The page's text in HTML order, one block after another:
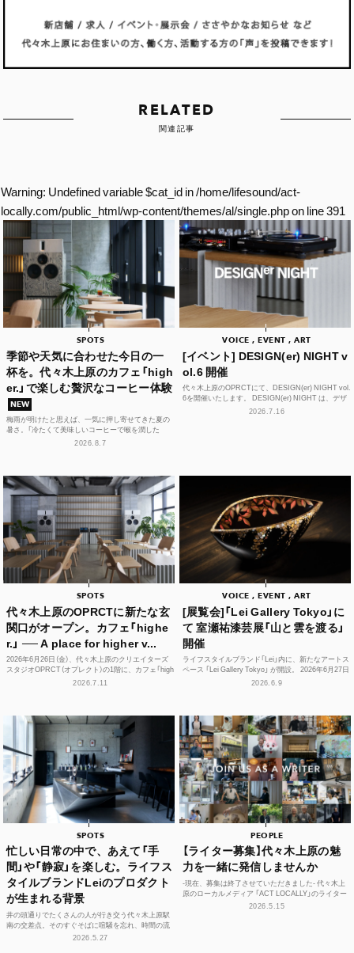
RELATED
関連記事
Warning: Undefined variable $cat_id in/home/lifesound/act-
locally.com/public_html/wp-content/themes/al/single.phpon line391
SPOTS
季節や天気に合わせた今日の一
杯を。代々木上原のカフェ「high
er.」で楽しむ贅沢なコーヒー体験
NEW
梅雨が明けたと思えば、一気に押し寄せてきた夏の
暑さ。「冷たくて美味しいコーヒーで喉を潤した
い！」そんな思いを叶えてくれるカフェが、この夏、
2026.8.7
VOICE , EVENT , ART
[イベント] DESIGN(er) NIGHT v
ol.6 開催
代々木上原のOPRCTにて、DESIGN(er) NIGHT vol.
6を開催いたします。 DESIGN(er) NIGHT は、デザ
イナー、デザインに...2026.7.16
SPOTS
代々木上原のOPRCTに新たな玄
関口がオープン。カフェ「highe
r.」 ── A place for higher v...
2026年6月26日（金）、代々木上原のクリエイターズ
スタジオOPRCT（オプレクト）の1階に、カフェ「high
er.」（ハイアー）がグランドオープンし...
2026.7.11
VOICE , EVENT , ART
[展覧会]「Lei Gallery Tokyo」に
て 室瀬祐漆芸展「山と雲を渡る」
開催
ライフスタイルブランド「Lei」内に、新たなアートス
ペース 「Lei Gallery Tokyo」 が開設。 2026年6月27日
（土）から、初の企画展...2026.6.9
SPOTS
忙しい日常の中で、あえて「手
間」や「静寂」を楽しむ。ライフス
タイルブランドLeiのプロダクト
が生まれる背景
井の頭通りでたくさんの人が行き交う代々木上原駅
南の交差点。そのすぐそばに喧騒を忘れ、時間の流
れや感性をフラットに整えられる空間があります。
2026.5.27
PEOPLE
【ライター募集】代々木上原の魅
力を一緒に発信しませんか
-現在、募集は終了させていただきました- 代々木上
原のローカルメディア 「ACT LOCALLY」のライター
募集！ 世界中にある個性豊かな街に負けない魅...
2026.5.15